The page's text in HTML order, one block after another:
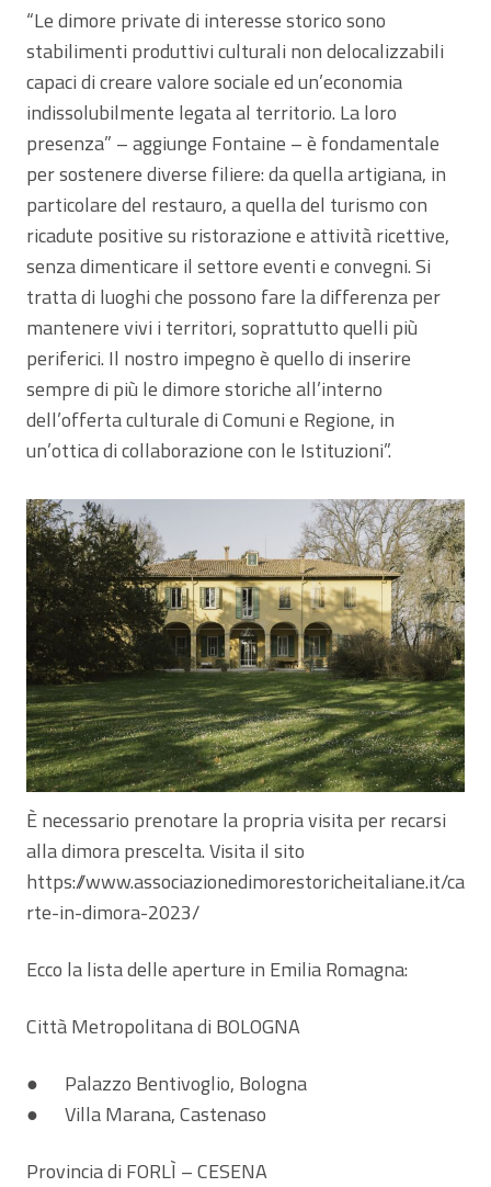
“Le dimore private di interesse storico sono
stabilimenti produttivi culturali non delocalizzabili
capaci di creare valore sociale ed un’economia
indissolubilmente legata al territorio. La loro
presenza” – aggiunge Fontaine – è fondamentale
per sostenere diverse filiere: da quella artigiana, in
particolare del restauro, a quella del turismo con
ricadute positive su ristorazione e attività ricettive,
senza dimenticare il settore eventi e convegni. Si
tratta di luoghi che possono fare la differenza per
mantenere vivi i territori, soprattutto quelli più
periferici. Il nostro impegno è quello di inserire
sempre di più le dimore storiche all’interno
dell’offerta culturale di Comuni e Regione, in
un’ottica di collaborazione con le Istituzioni”.
È necessario prenotare la propria visita per recarsi
alla dimora prescelta. Visita il sito
https://www.associazionedimorestoricheitaliane.it/ca
rte-in-dimora-2023/
Ecco la lista delle aperture in Emilia Romagna:
Città Metropolitana di BOLOGNA
● Palazzo Bentivoglio, Bologna
● Villa Marana, Castenaso
Provincia di FORLÌ – CESENA